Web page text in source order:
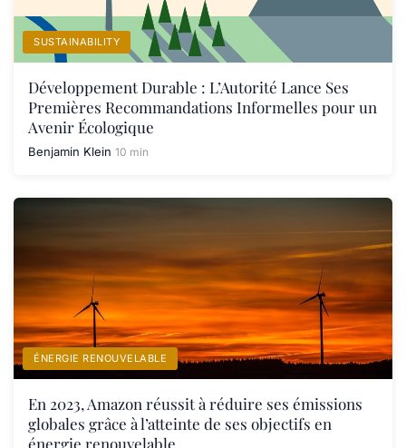
SUSTAINABILITY
Développement Durable : L’Autorité Lance Ses
Premières Recommandations Informelles pour un
Avenir Écologique
Benjamin Klein 10 min
ÉNERGIE RENOUVELABLE
En 2023, Amazon réussit à réduire ses émissions
globales grâce à l’atteinte de ses objectifs en
énergie renouvelable